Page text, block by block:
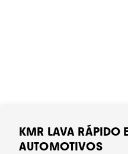
KMR LAVA RÁPIDO
AUTOMOTIVOS